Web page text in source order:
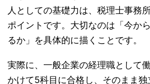
人としての基礎力は、税理士事務
ポイントです。大切なのは「今か
るか」を具体的に描くことです。
実際に、一般企業の経理職として
かけて5科目に合格し、そのまま